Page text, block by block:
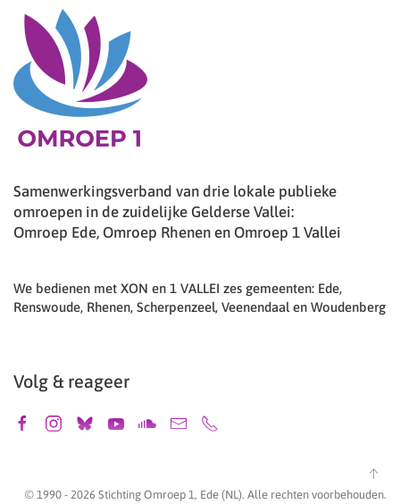
Samenwerkingsverband van drie lokale publieke
omroepen in de zuidelijke Gelderse Vallei:
Omroep Ede, Omroep Rhenen en Omroep 1 Vallei
We bedienen met XON en 1 VALLEI zes gemeenten: Ede,
Renswoude, Rhenen, Scherpenzeel, Veenendaal en Woudenberg
Volg & reageer
© 1990 - 2026 Stichting Omroep 1, Ede (NL). Alle rechten voorbehouden.